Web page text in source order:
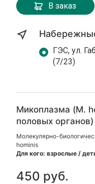
В заказ
ГЭС, ул.
(7/23)
Микоплазма (M.
половых органов)
Молекулярно-
hominis
Для кого: взрослые /
450 руб.